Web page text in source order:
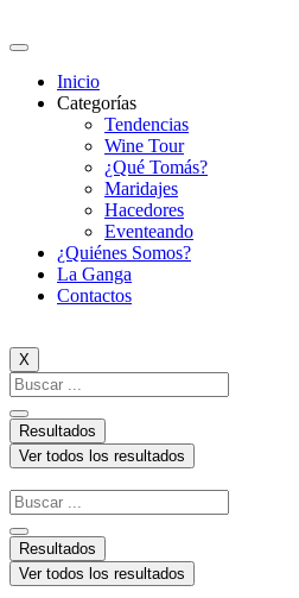
al
Inicio
Categorías
Tendencias
Wine Tour
¿Qué Tomás?
Maridajes
Hacedores
Eventeando
¿Quiénes Somos?
La Ganga
Contactos
X
Search
...
Resultados
Ver todos los resultados
Search
...
Resultados
Ver todos los resultados